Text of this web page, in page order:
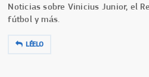
Noticias sobre Vinicius Junior, el
fútbol y más.
LÉELO